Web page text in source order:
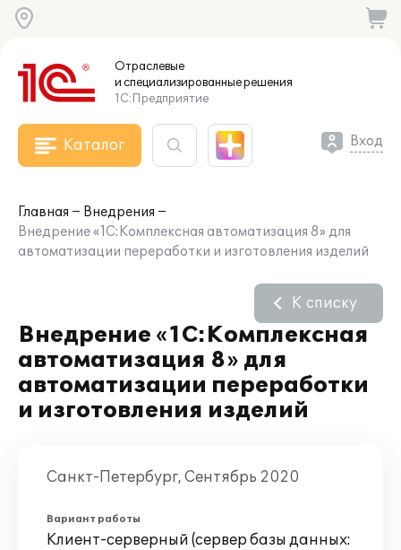
Отраслевые
и специализированныерешения
1С:Предприятие
Каталог Вход
Главная
Внедрения
Внедрение «1С:Комплексная автоматизация 8» для
автоматизации переработки и изготовления изделий
Внедрение «1С:Комплексная
автоматизация 8» для
автоматизации переработки
и изготовления изделий
К списку
Санкт-Петербург, Сентябрь 2020
Вариант работы
Клиент-серверный (сервер базы данных: